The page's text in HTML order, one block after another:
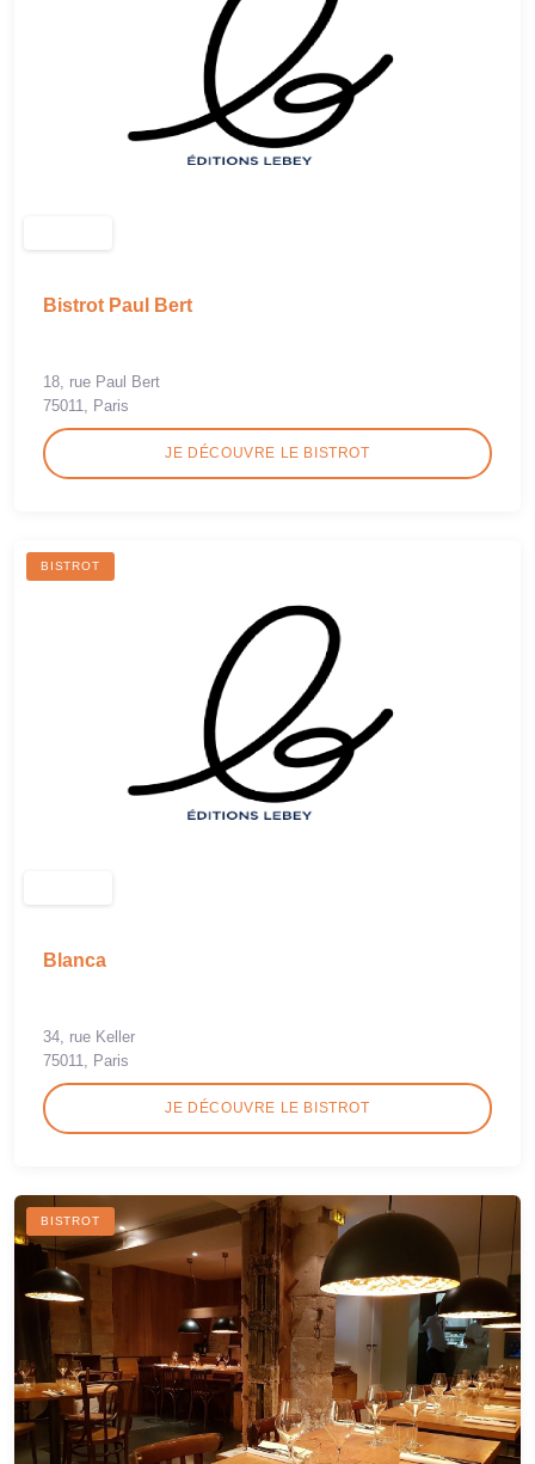
Bistrot Paul Bert
18, rue Paul Bert
75011, Paris
JE DÉCOUVRE LE BISTROT
BISTROT
Blanca
34, rue Keller
75011, Paris
JE DÉCOUVRE LE BISTROT
BISTROT